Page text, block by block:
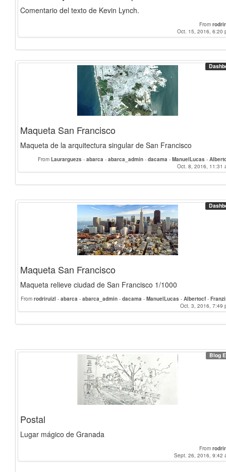
Comentario del texto de Kevin Lynch.
From
Oct. 15, 2016, 6:20
Maqueta San Francisco
Maqueta de la arquitectura singular de San Francisco
From Laurarguezs - abarca - abarca_admin - dacama - ManuelLucas -
rodriruizl -MariaZ-
-Rang-Sandra-Daniela_Maqueo-jesustorres-jagarzon-mmvdal-
Oct. 8, 2016, 11:31
Maqueta San Francisco
Maqueta relieve ciudad de San Francisco 1/1000
From rodriruizl - abarca - abarca_admin - dacama - ManuelLucas - Albertocf -
Berta- MariaZ-
-Rang-Sandra-Morgane_Sanchez-Daniela_Maqueo-jesustorres-
Oct. 3, 2016, 7:49
Blog
Postal
Lugar mágico de Granada
From
Sept. 26, 2016, 9:42